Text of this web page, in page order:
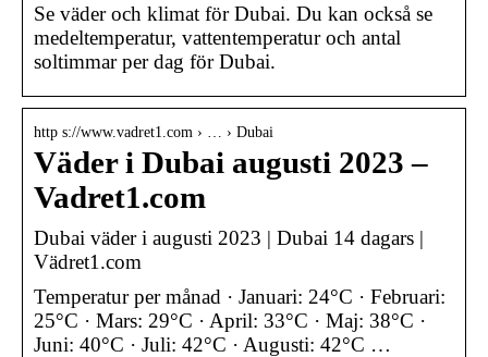
Se väder och klimat för Dubai. Du kan också se
medeltemperatur, vattentemperatur och antal
soltimmar per dag för Dubai.
http s://www.vadret1.com › … › Dubai
Väder i Dubai augusti 2023 –
Vadret1.com
Dubai väder i augusti 2023 | Dubai 14 dagars |
Vädret1.com
Temperatur per månad · Januari: 24°C · Februari:
25°C · Mars: 29°C · April: 33°C · Maj: 38°C ·
Juni: 40°C · Juli: 42°C · Augusti: 42°C …